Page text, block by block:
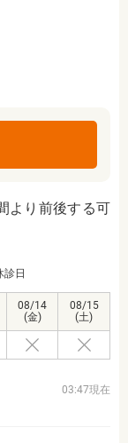
より前後する可
診日
08/14
(金)
08/15
(土)
03:47現在